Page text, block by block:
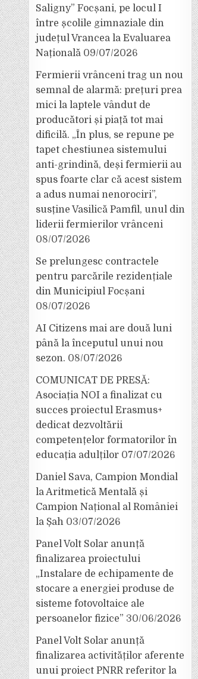
Saligny” Focșani, pe locul I
între școlile gimnaziale din
județul Vrancea la Evaluarea
Națională 09/07/2026
Fermierii vrânceni trag un nou
semnal de alarmă: prețuri prea
mici la laptele vândut de
producători și piață tot mai
dificilă. „În plus, se repune pe
tapet chestiunea sistemului
anti-grindină, deși fermierii au
spus foarte clar că acest sistem
a adus numai nenorociri”,
susține Vasilică Pamfil, unul din
liderii fermierilor vrânceni
08/07/2026
Se prelungesc contractele
pentru parcările rezidențiale
din Municipiul Focșani
08/07/2026
AI Citizens mai are două luni
până la începutul unui nou
sezon. 08/07/2026
COMUNICAT DE PRESĂ:
Asociația NOI a finalizat cu
succes proiectul Erasmus+
dedicat dezvoltării
competențelor formatorilor în
educația adulților 07/07/2026
Daniel Sava, Campion Mondial
la Aritmetică Mentală și
Campion Național al României
la Șah 03/07/2026
Panel Volt Solar anunță
finalizarea proiectului
„Instalare de echipamente de
stocare a energiei produse de
sisteme fotovoltaice ale
persoanelor fizice” 30/06/2026
Panel Volt Solar anunță
finalizarea activităților aferente
unui proiect PNRR referitor la